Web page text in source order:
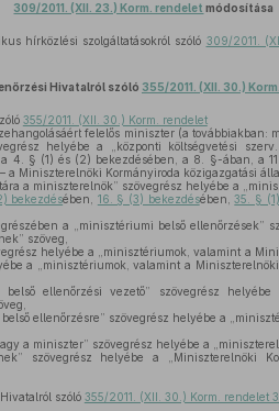
309/2011. (XII. 23.) Korm. rendelet módosítása
hírközlési szolgáltatásokról szóló 309/2011.
Hivatalról szóló 355/2011. (XII. 30.)
355/2011. (XII. 30.) Korm. rendelet
felelős miniszter (a továbbiakban:
helyébe a „központi költségvetési
4. § (1) és (2) bekezdésében, a 8. §-ában, a
a Miniszterelnöki Kormányiroda közigazgatási
a miniszterelnök” szövegrész helyébe a
bekezdésében, 16. § (3) bekezdésében,35. §
a „minisztériumi belső ellenőrzések”
szöveg,
helyébe a „minisztériumok, valamint a
a „minisztériumok, valamint a
ellenőrzési vezető” szövegrész
ellenőrzésre” szövegrész helyébe a
a miniszter” szövegrész helyébe a
szövegrész helyébe a „Miniszterelnöki
szóló 355/2011. (XII. 30.) Korm. rendelet